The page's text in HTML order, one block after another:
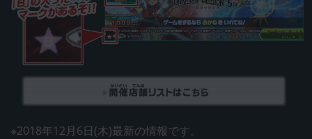
※2018年12月6日(木)最新の情報です。